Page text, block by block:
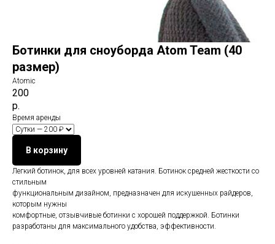
Ботинки для сноуборда Atom Team (40
размер)
Atomic
200
р.
Время аренды
В корзину
Легкий ботинок, для всех уровней катания. Ботинок средней жесткости со
стильным
функциональным дизайном, предназначен для искушенных райдеров,
которым нужны
комфортные, отзывчивые ботинки с хорошей поддержкой. Ботинки
разработаны для максимального удобства, эффективности.